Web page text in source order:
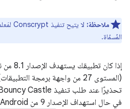
ملاحظة:
المُسمّاة.
(المستوى 27 من واجهة برمجة